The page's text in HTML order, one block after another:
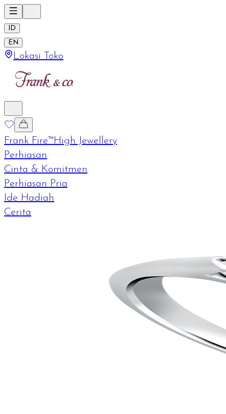
ID
EN
Lokasi Toko
Frank Fire™High Jewellery
Perhiasan
Cinta & Komitmen
Perhiasan Pria
Ide Hadiah
Cerita